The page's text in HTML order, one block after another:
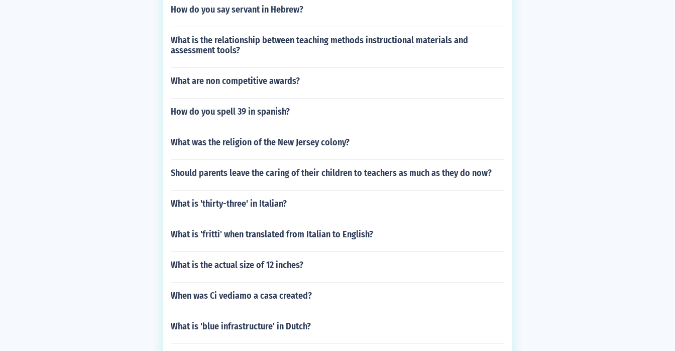
How do you say servant in Hebrew?
What is the relationship between teaching methods instructional materials and
assessment tools?
What are non competitive awards?
How do you spell 39 in spanish?
What was the religion of the New Jersey colony?
Should parents leave the caring of their children to teachers as much as they do now?
What is 'thirty-three' in Italian?
What is 'fritti' when translated from Italian to English?
What is the actual size of 12 inches?
When was Ci vediamo a casa created?
What is 'blue infrastructure' in Dutch?